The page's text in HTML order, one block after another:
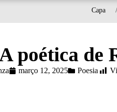
Capa /
poética de
março 12, 2025 Poesia